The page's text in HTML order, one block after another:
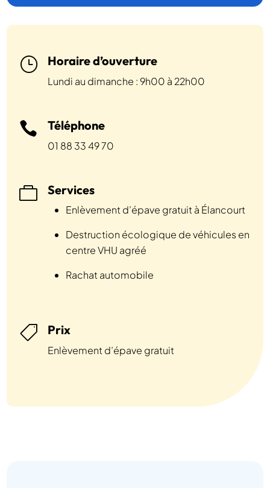
} Horaire d’ouverture
Lundi au dimanche : 9h00 à 22h00
 Téléphone
01 88 33 49 70
 Services
Enlèvement d’épave gratuit à Élancourt
Destruction écologique de véhicules en
centre VHU agréé
Rachat automobile
 Prix
Enlèvement d’épave gratuit